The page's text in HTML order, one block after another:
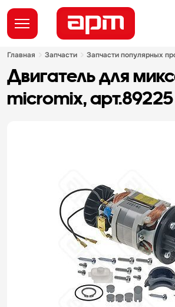
главная запчасти запчасти популярных
двигатель для миксера
micromix, арт.89225